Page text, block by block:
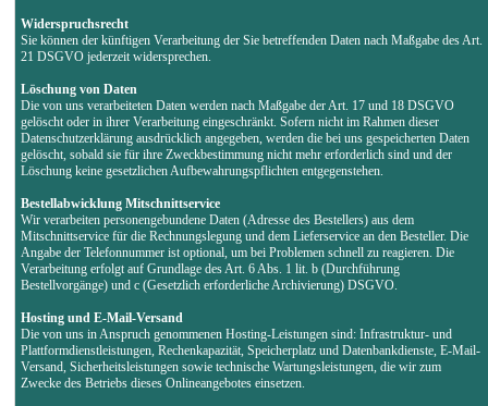
Widerspruchsrecht
Sie können der künftigen Verarbeitung der Sie betreffenden Daten nach Maßgabe des Art.
21 DSGVO jederzeit widersprechen.
Löschung von Daten
Die von uns verarbeiteten Daten werden nach Maßgabe der Art. 17 und 18 DSGVO
gelöscht oder in ihrer Verarbeitung eingeschränkt. Sofern nicht im Rahmen dieser
Datenschutzerklärung ausdrücklich angegeben, werden die bei uns gespeicherten Daten
gelöscht, sobald sie für ihre Zweckbestimmung nicht mehr erforderlich sind und der
Löschung keine gesetzlichen Aufbewahrungspflichten entgegenstehen.
Bestellabwicklung Mitschnittservice
Wir verarbeiten personengebundene Daten (Adresse des Bestellers) aus dem
Mitschnittservice für die Rechnungslegung und dem Lieferservice an den Besteller. Die
Angabe der Telefonnummer ist optional, um bei Problemen schnell zu reagieren. Die
Verarbeitung erfolgt auf Grundlage des Art. 6 Abs. 1 lit. b (Durchführung
Bestellvorgänge) und c (Gesetzlich erforderliche Archivierung) DSGVO.
Hosting und E-Mail-Versand
Die von uns in Anspruch genommenen Hosting-Leistungen sind: Infrastruktur- und
Plattformdienstleistungen, Rechenkapazität, Speicherplatz und Datenbankdienste, E-Mail-
Versand, Sicherheitsleistungen sowie technische Wartungsleistungen, die wir zum
Zwecke des Betriebs dieses Onlineangebotes einsetzen.